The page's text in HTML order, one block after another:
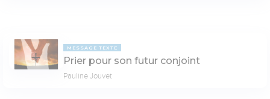
MESSAGE TEXTE
Prier pour son futur conjoint
Pauline Jouvet